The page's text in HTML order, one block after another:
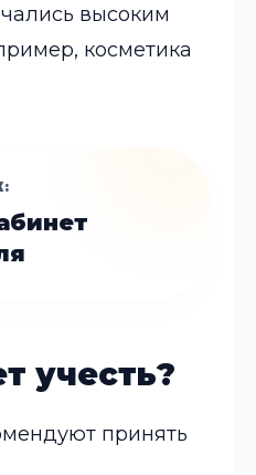
высоким
косметика
учесть?
принять